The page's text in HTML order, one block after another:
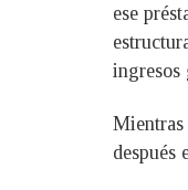
ese
ingresos
Mientras
después